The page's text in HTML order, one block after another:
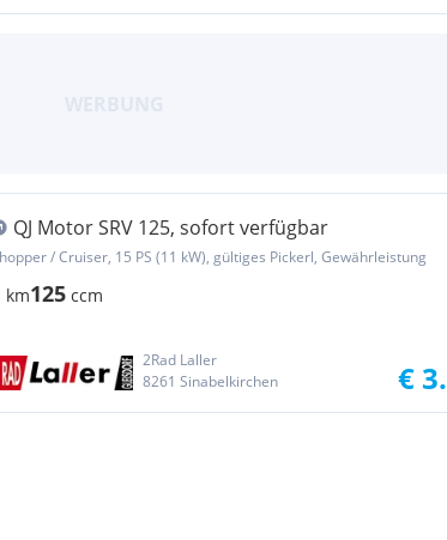
QJ Motor SRV 125, sofort verfügbar
/ Cruiser, 15 PS (11 kW), gültiges Pickerl, Gewährleistung
km125 ccm
2Rad Laller
8261 Sinabelkirchen
€